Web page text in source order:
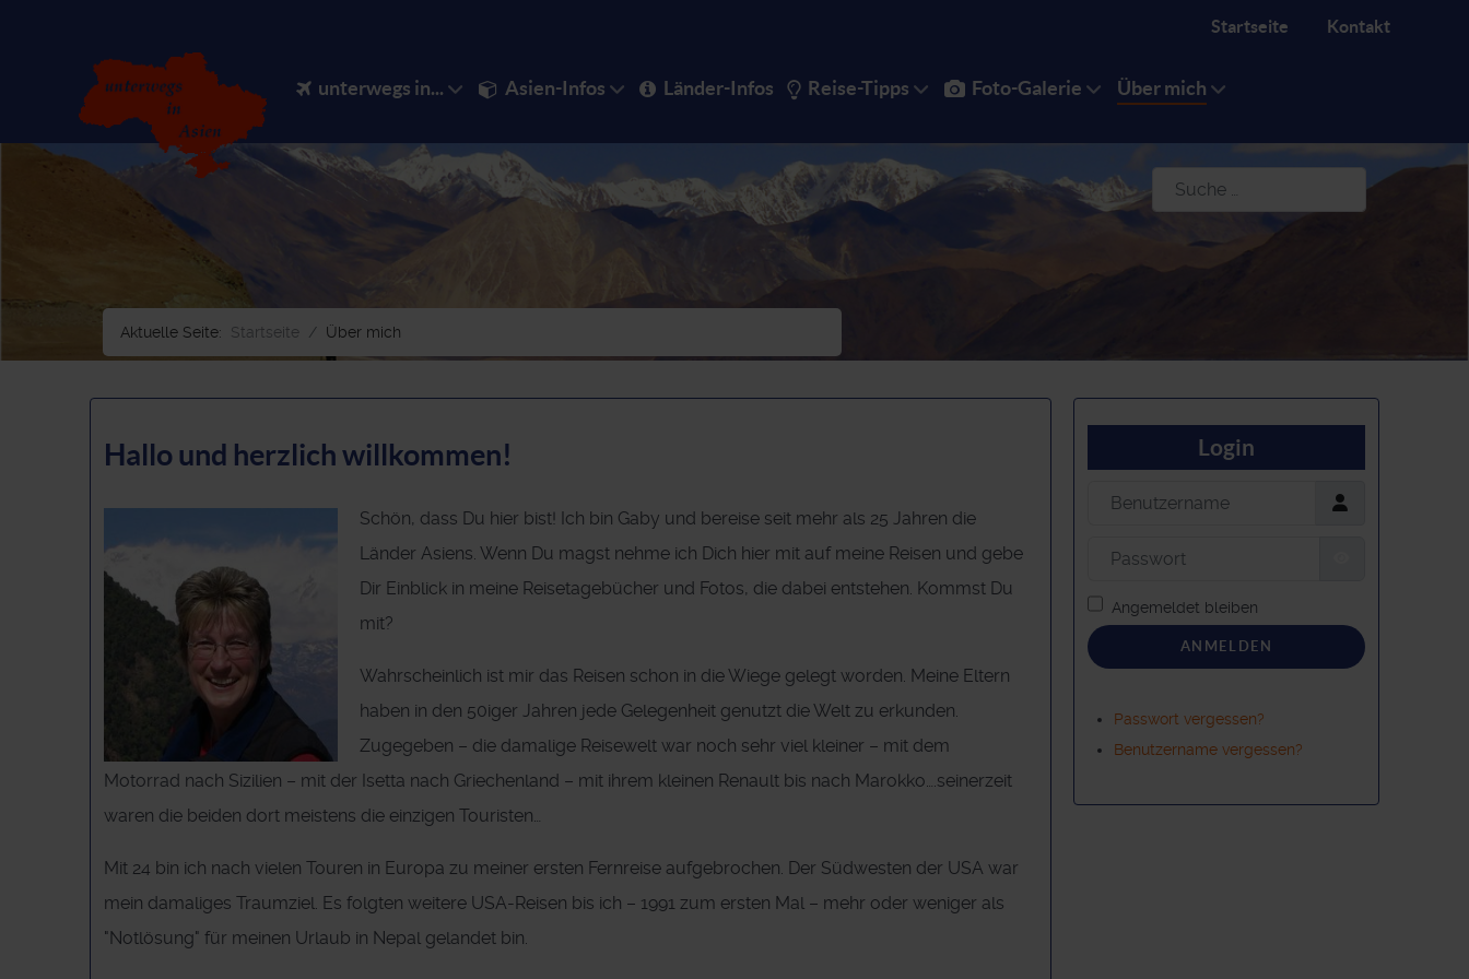
Startseite Kontakt
unterwegs in... Asien-Infos Länder-Infos Reise-Tipps Foto-Galerie Über mich
Aktuelle Seite: Startseite Über mich
Suchen
Hallo und herzlich willkommen!
Schön, dass Du hier bist! Ich bin Gaby und bereise seit mehr als 25 Jahren die
Länder Asiens. Wenn Du magst nehme ich Dich hier mit auf meine Reisen und gebe
Dir Einblick in meine Reisetagebücher und Fotos, die dabei entstehen. Kommst Du
mit?
Wahrscheinlich ist mir das Reisen schon in die Wiege gelegt worden. Meine Eltern
haben in den 50iger Jahren jede Gelegenheit genutzt die Welt zu erkunden.
Zugegeben – die damalige Reisewelt war noch sehr viel kleiner – mit dem
Motorrad nach Sizilien – mit der Isetta nach Griechenland – mit ihrem kleinen Renault bis nach Marokko….seinerzeit
waren die beiden dort meistens die einzigen Touristen…
Mit 24 bin ich nach vielen Touren in Europa zu meiner ersten Fernreise aufgebrochen. Der Südwesten der USA war
mein damaliges Traumziel. Es folgten weitere USA-Reisen bis ich – 1991 zum ersten Mal – mehr oder weniger als
"Notlösung" für meinen Urlaub in Nepal gelandet bin.
Login
Benutzername
Passwort
Angemeldet bleiben
ANMELDEN
Passwort vergessen?
Benutzername vergessen?